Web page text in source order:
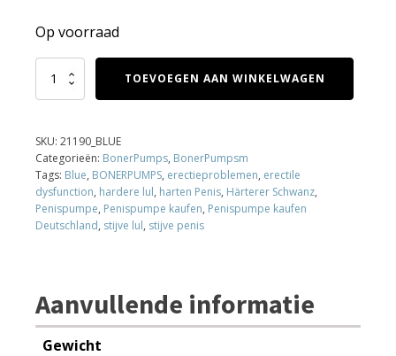
Op voorraad
Beginners
TOEVOEGEN AAN WINKELWAGEN
SKU: 21190_BLUE
Categorieën: BonerPumps, BonerPumpsm
Tags: Blue, BONERPUMPS, erectieproblemen, erectile
dysfunction, hardere lul, harten Penis, Härterer Schwanz,
Penispumpe, Penispumpe kaufen, Penispumpe kaufen
Deutschland, stijve lul, stijve penis
Aanvullende informatie
Gewicht